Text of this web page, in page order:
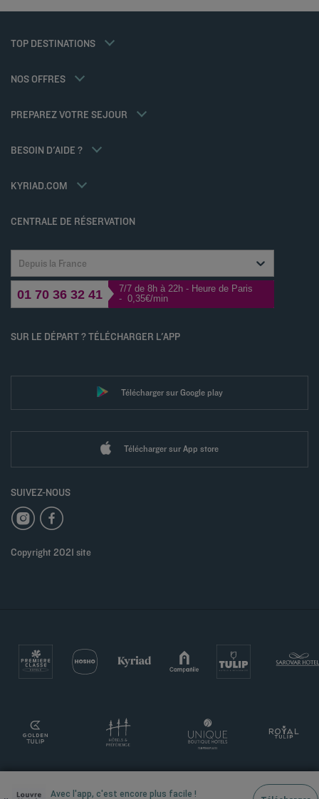
TOP DESTINATIONS
NOS OFFRES
Tarif membre
PREPAREZ VOTRE SEJOUR
Réunions et événements
BESOIN D'AIDE ?
KYRIAD.COM
Politique des données personnelles
Conditions générales d'utilisation Flavours Instant Benefit
Politiques de taxes
Louvre Hotels Group
Déclaration d'accessibilité
CENTRALE DE RÉSERVATION
Depuis la France
01 70 36 32 41
7/7 de 8h à 22h - Heure de Paris
- 0,35€/min
SUR LE DÉPART ? TÉLÉCHARGER L'APP
Télécharger sur Google play
Télécharger sur App store
SUIVEZ-NOUS
Copyright 2021 site
Avec l'app, c'est encore plus facile !